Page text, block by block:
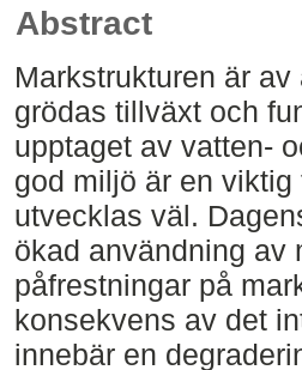
Abstract
Markstrukturen är
grödas tillväxt och
upptaget av vatten-
god miljö är en
utvecklas väl.
ökad användning av
påfrestningar på
konsekvens av det
innebär en